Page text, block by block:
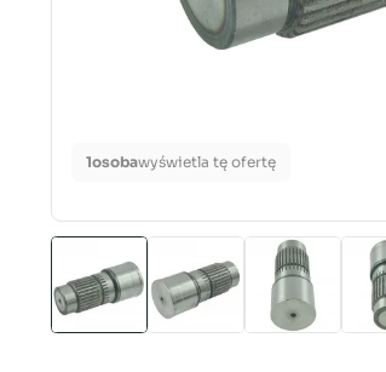
1osobawyświetla tę ofertę